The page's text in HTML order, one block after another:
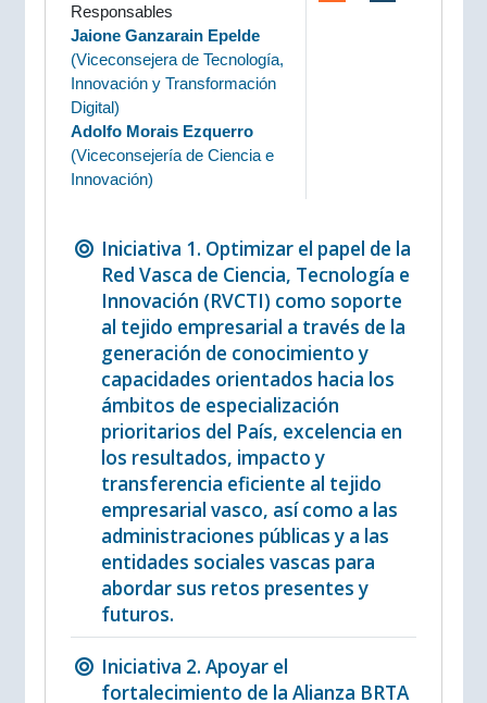
Responsables
Jaione Ganzarain Epelde
(Viceconsejera de Tecnología,
Innovación y Transformación
Digital)
Adolfo Morais Ezquerro
(Viceconsejería de Ciencia e
Innovación)
Iniciativa 1. Optimizar el papel de la
Red Vasca de Ciencia, Tecnología e
Innovación (RVCTI) como soporte
al tejido empresarial a través de la
generación de conocimiento y
capacidades orientados hacia los
ámbitos de especialización
prioritarios del País, excelencia en
los resultados, impacto y
transferencia eficiente al tejido
empresarial vasco, así como a las
administraciones públicas y a las
entidades sociales vascas para
abordar sus retos presentes y
futuros.
Iniciativa 2. Apoyar el
fortalecimiento de la Alianza BRTA